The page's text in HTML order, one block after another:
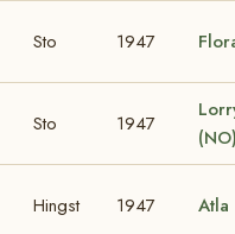
Sto 1947
Sto 1947
Hingst 1947